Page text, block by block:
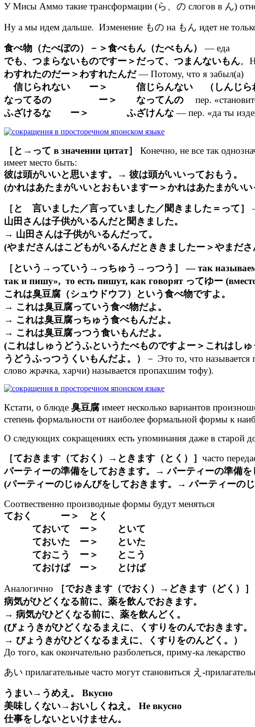
У Мисы Аммо такие трансформации (ら、の слогов в ん)
Ну а мы идем дальше. Изменение もの на もん идет не
食べ物（たべぼの）－＞食べもん（たべもん）
— еда
でも、つまらないものですー＞だって、つまんないもん。
わすれたのだー＞わすれたんだ— Потому, что я забыл(а)
信じられない ー＞ 信じらんない （しんじられな
なってるの ー＞ なってんの
пер.
ふざけるな ー＞ ふざけんな— пер. «да ты
［と→って в значении цитат］
Конечно, не все так
имеет место быть:
彼は頭がいいと思います。→ 彼は頭がいいっておもう。
(かれはあたまがいいとおもいますー＞かれはあたまがいい
［と 言いました／言っていました／聞きました＝って］
山田さんは子供がいるんだと聞きました。
→ 山田さんは子供がいるんだって。
(やまださんはこどもがいるんだとききましたー＞やまださ
［という→っていう→っちゅう→っつう］ — так
так и пишу», то есть пишут, как говорят ってゆー
これは臭豆腐（シュウドウフ）という食べ物ですよ。
→ これは臭豆腐っていう食べ物だよ。
→ これは臭豆腐っちゅう食べもんだよ。
→ これは臭豆腐っつう食いもんだよ。
(これはしゅうどうふというたべものですよー＞これはし
うどうふっつうくいもんだよ。）
－ Это то, что
слово жрачка, харчи) называется пропахшим тофу).
Кстати, о блюде 臭豆腐 имеет несколько вариантов
степень формальности от наиболее формальной формы к
О следующих сокращениях есть упоминания даже в старой
［ておきます（ておく）→ときます（とく）］ часто
パーティーの準備をしておきます。→ パーティーの準備を
(パーティーのじゅんびをしておきます。→ パーティーのじ
Соотвественно производные формы будут меняться
ておく ー＞ とく
ておいて ー＞ といて
ておいた ー＞ といた
ておこう ー＞ とこう
ておけば ー＞ とけば
Аналогично
［でおきます（でおく）→どきます（どく）］
病気がひどくなる前に、薬を飲んでおきます。
→ 病気がひどくなる前に、薬を飲んどく。
(びょうきがひどくなるまえに、くすりをのんでおきます。
→ びょうきがひどくなるまえに、くすりをのんどく。）
До того, как окончательно разболеться, приму-ка лекарство
あい прилагательные часто могут становиться え-
うまい→うめえ。 Вкусно
美味しくない→おいしくねえ。 Не вкусно
仕事をしないといけません。